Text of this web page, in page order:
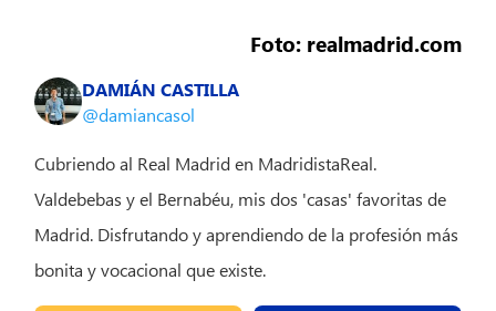
Foto: realmadrid.com
DAMIÁN CASTILLA
@damiancasol
Cubriendo al Real Madrid en MadridistaReal.
Valdebebas y el Bernabéu, mis dos 'casas' favoritas de
Madrid. Disfrutando y aprendiendo de la profesión más
bonita y vocacional que existe.